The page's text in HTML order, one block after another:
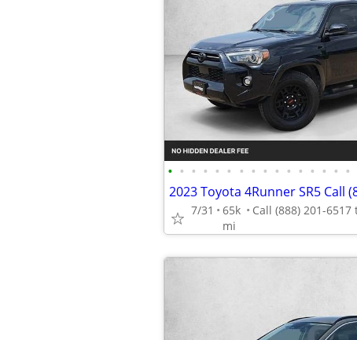
• • • • • • • • • • • • • • • •
2023 Toyota 4Runner SR5 Call
7/31
65k
mi